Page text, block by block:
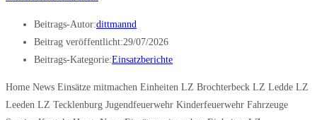
Beitrags-Autor:dittmannd
Beitrag veröffentlicht:29/07/2026
Beitrags-Kategorie:Einsatzberichte
Home News Einsätze mitmachen Einheiten LZ Brochterbeck LZ Ledde LZ
Leeden LZ Tecklenburg Jugendfeuerwehr Kinderfeuerwehr Fahrzeuge